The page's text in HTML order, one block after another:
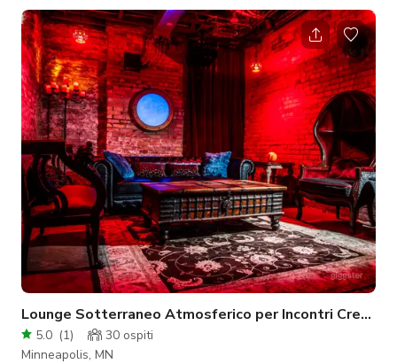
arredamento adattabili alle tue esigenze. La capacità
confortevole è fino a 25 persone a seconda della disposizione
dei posti a sedere.
Lounge Sotterraneo Atmosferico per Incontri Creativi
5.0 (1) 30 ospiti
Minneapolis, MN